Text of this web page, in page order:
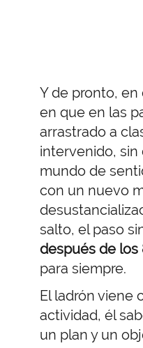
Y de pronto, en
en que en las
arrastrado a
intervenido,
mundo de
con un nuevo
salto, el paso
después de los
para siempre.
El ladrón viene
actividad, él
un plan y un